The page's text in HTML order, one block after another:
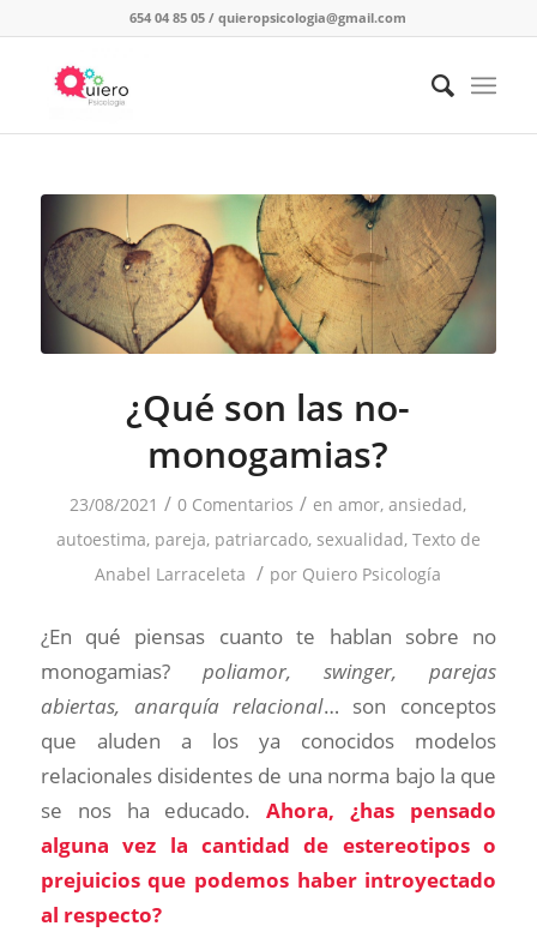
654 04 85 05 /quieropsicologia@gmail.com
¿Qué son las no-
monogamias?
23/08/2021 / 0 Comentarios / enamor,ansiedad,
autoestima, pareja, patriarcado, sexualidad, Texto de
Anabel Larraceleta / por Quiero Psicología
¿En qué piensas cuanto te hablan sobre no
monogamias? poliamor, swinger, parejas
abiertas, anarquía relacional… son conceptos
que aluden a los ya conocidos modelos
relacionales disidentes de una norma bajo la que
se nos ha educado.Ahora, ¿has pensado
alguna vez la cantidad de estereotipos o
prejuicios que podemos haber introyectado
al respecto?